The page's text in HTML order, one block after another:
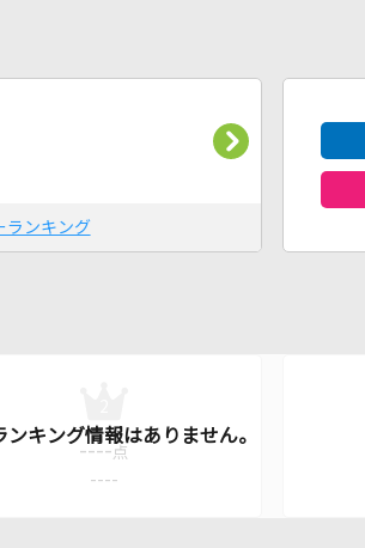
ランキング
---- 点
----